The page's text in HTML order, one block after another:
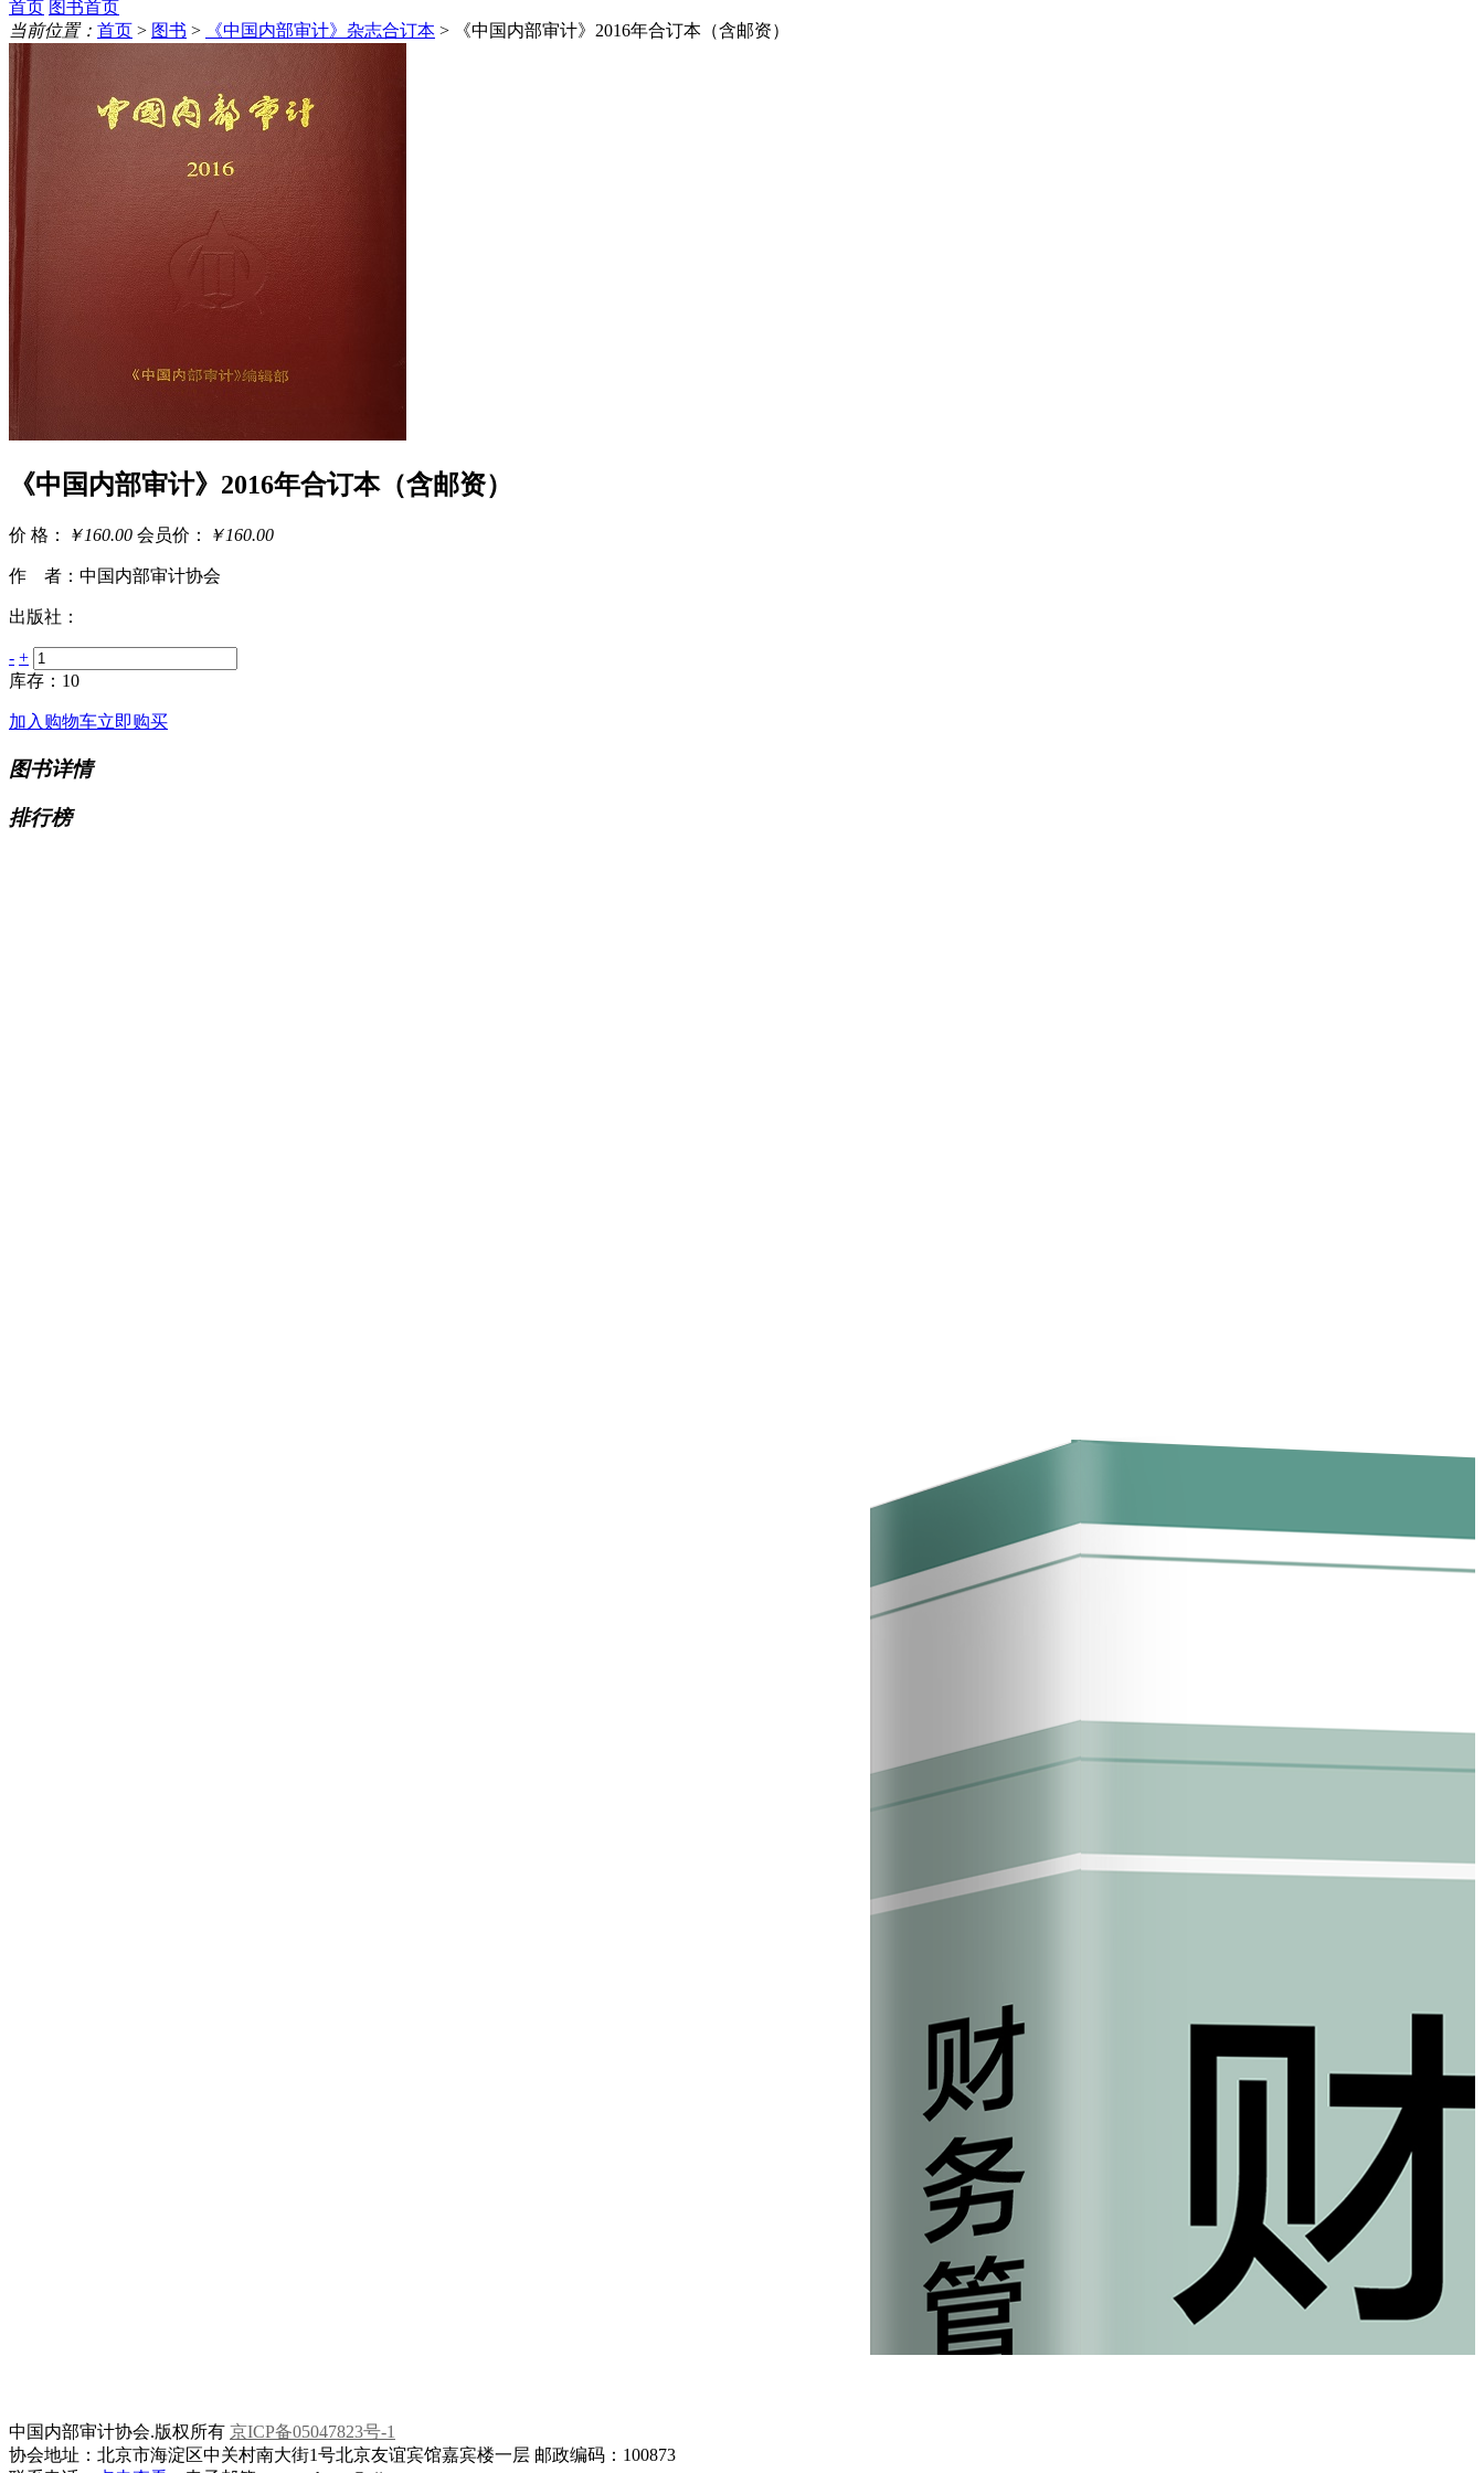
首页 图书首页
当前位置： 首页 > 图书 > 《中国内部审计》杂志合订本 > 《中国内部审计》2016年合订本（含邮资）
《中国内部审计》2016年合订本（含邮资）
价 格： ￥160.00 会员价： ￥160.00
作 者：中国内部审计协会
出版社：
- +
库存：10
加入购物车立即购买
图书详情
排行榜
中国内部审计协会.版权所有 京ICP备05047823号-1
协会地址：北京市海淀区中关村南大街1号北京友谊宾馆嘉宾楼一层 邮政编码：100873